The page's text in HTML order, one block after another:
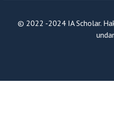
© 2022 -2024 IA Scholar.